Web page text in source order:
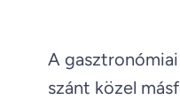
A
szánt közel